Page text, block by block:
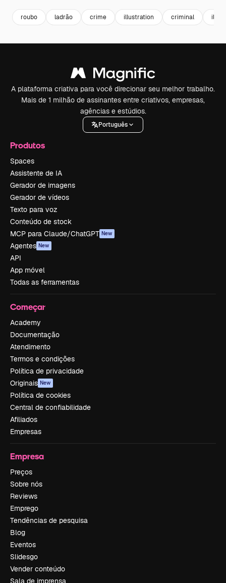
roubo ladrão crime illustration criminal
A plataforma criativa para você direcionar seu melhor trabalho.
Mais de 1 milhão de assinantes entre criativos, empresas,
agências e estúdios.
Português
Produtos
Spaces
Assistente de IA
Gerador de imagens
Gerador de vídeos
Texto para voz
Conteúdo de stock
MCP para Claude/ChatGPT New
Agentes New
API
App móvel
Todas as ferramentas
Começar
Academy
Documentação
Atendimento
Termos e condições
Política de privacidade
Originais New
Política de cookies
Central de confiabilidade
Afiliados
Empresas
Empresa
Preços
Sobre nós
Reviews
Emprego
Tendências de pesquisa
Blog
Eventos
Slidesgo
Vender conteúdo
Sala de imprensa